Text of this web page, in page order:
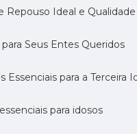
Repouso Ideal e
Seus Entes Queridos
Essenciais para a Terceira
para idosos